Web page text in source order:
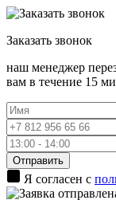
Заказать звонок
наш менеджер
вам в течение 15
Отправить
Я согласен с